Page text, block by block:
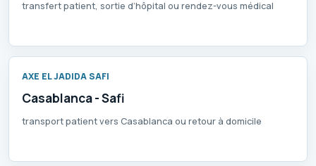
transfert patient, sortie d’hôpital ou rendez-vous médical
AXE EL JADIDA SAFI
Casablanca - Safi
transport patient vers Casablanca ou retour à domicile